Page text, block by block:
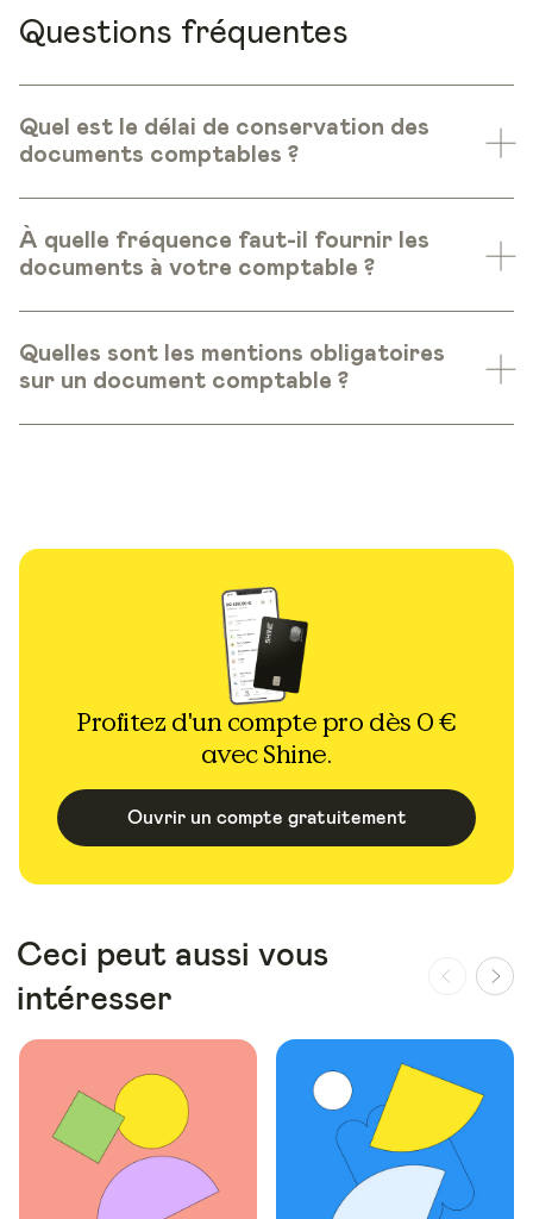
Questions fréquentes
Quel est le délai de conservation des
documents comptables ?
À quelle fréquence faut-il fournir les
documents à votre comptable ?
Quelles sont les mentions obligatoires
sur un document comptable ?
Profitez d'un compte pro dès 0 €
avec Shine.
Ouvrir un compte gratuitement
Ceci peut aussi vous
intéresser